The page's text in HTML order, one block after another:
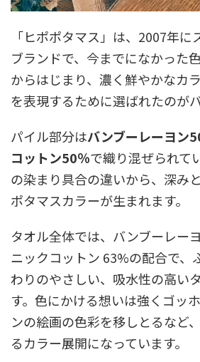
「ヒポポタマス」は、2007年
ブランドで、今までになかった
からはじまり、濃く鮮やかなカ
を表現するために選ばれたのが
パイル部分はバンブーレーヨン
コットン50％で織り混ぜられて
の染まり具合の違いから、深み
ポタマスカラーが生まれます。
タオル全体では、バンブーレー
ニックコットン 63%の配合で、
わりのやさしい、吸水性の高い
す。色にかける想いは強くゴッ
ンの絵画の色彩を移しとるなど
るカラー展開になっています。